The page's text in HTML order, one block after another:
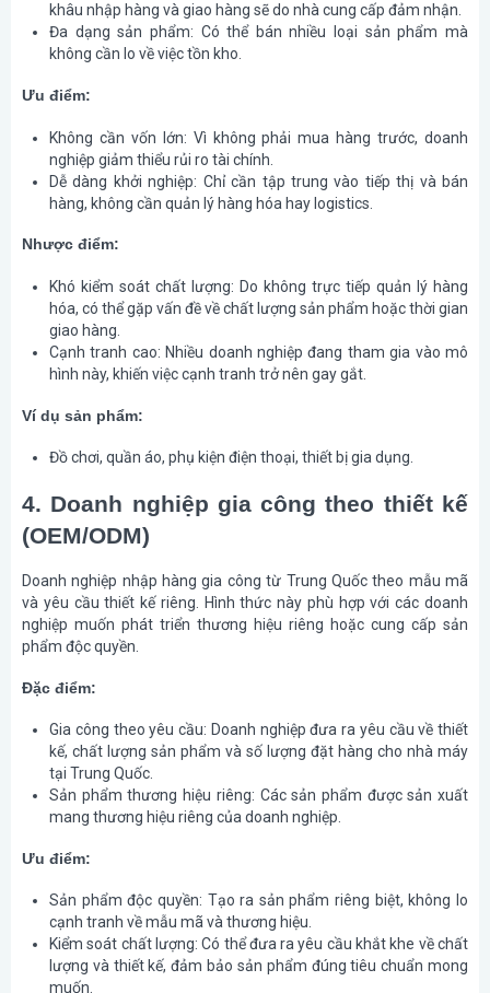
khâu nhập hàng và giao hàng sẽ do nhà cung cấp đảm nhận.
Đa dạng sản phẩm: Có thể bán nhiều loại sản phẩm mà
không cần lo về việc tồn kho.
Ưu điểm:
Không cần vốn lớn: Vì không phải mua hàng trước, doanh
nghiệp giảm thiểu rủi ro tài chính.
Dễ dàng khởi nghiệp: Chỉ cần tập trung vào tiếp thị và bán
hàng, không cần quản lý hàng hóa hay logistics.
Nhược điểm:
Khó kiểm soát chất lượng: Do không trực tiếp quản lý hàng
hóa, có thể gặp vấn đề về chất lượng sản phẩm hoặc thời gian
giao hàng.
Cạnh tranh cao: Nhiều doanh nghiệp đang tham gia vào mô
hình này, khiến việc cạnh tranh trở nên gay gắt.
Ví dụ sản phẩm:
Đồ chơi, quần áo, phụ kiện điện thoại, thiết bị gia dụng.
4. Doanh nghiệp gia công theo thiết kế
(OEM/ODM)
Doanh nghiệp nhập hàng gia công từ Trung Quốc theo mẫu mã
và yêu cầu thiết kế riêng. Hình thức này phù hợp với các doanh
nghiệp muốn phát triển thương hiệu riêng hoặc cung cấp sản
phẩm độc quyền.
Đặc điểm:
Gia công theo yêu cầu: Doanh nghiệp đưa ra yêu cầu về thiết
kế, chất lượng sản phẩm và số lượng đặt hàng cho nhà máy
tại Trung Quốc.
Sản phẩm thương hiệu riêng: Các sản phẩm được sản xuất
mang thương hiệu riêng của doanh nghiệp.
Ưu điểm:
Sản phẩm độc quyền: Tạo ra sản phẩm riêng biệt, không lo
cạnh tranh về mẫu mã và thương hiệu.
Kiểm soát chất lượng: Có thể đưa ra yêu cầu khắt khe về chất
lượng và thiết kế, đảm bảo sản phẩm đúng tiêu chuẩn mong
muốn.